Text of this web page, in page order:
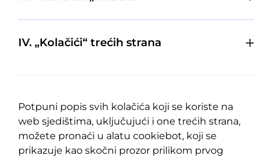
IV. „Kolačići“ trećih strana
Potpuni popis svih kolačića koji se koriste na
web sjedištima, uključujući i one trećih strana,
možete pronaći u alatu cookiebot, koji se
prikazuje kao skočni prozor prilikom prvog